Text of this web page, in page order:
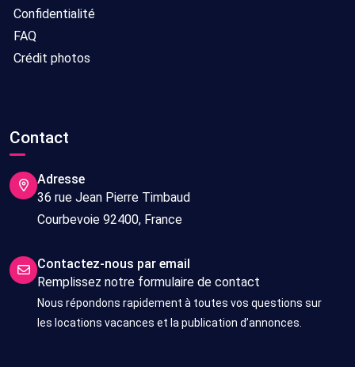
Confidentialité
FAQ
Crédit photos
Contact
Adresse
36 rue Jean Pierre Timbaud
Courbevoie 92400, France
Contactez-nous par email
Remplissez notre formulaire de contact
Nous répondons rapidement à toutes vos questions sur
les locations vacances et la publication d’annonces.